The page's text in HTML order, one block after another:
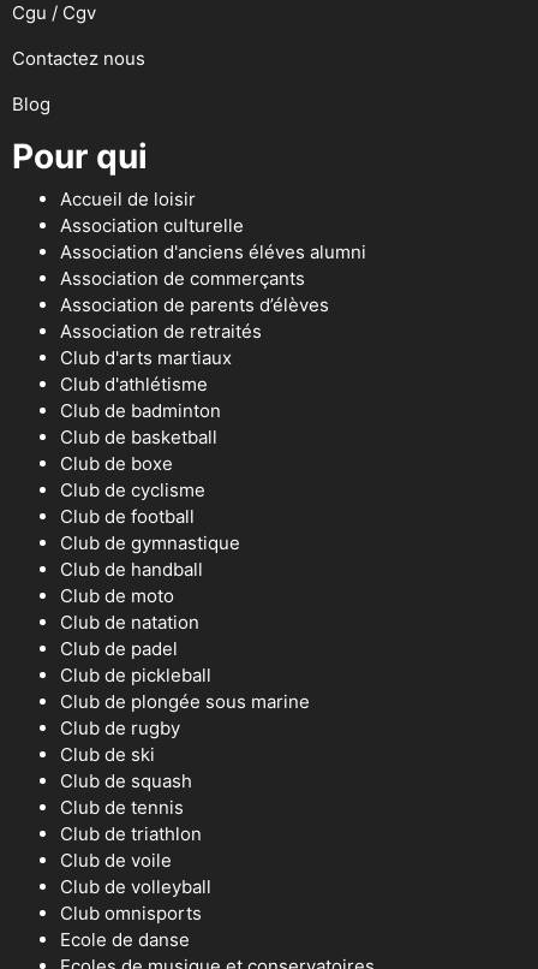
Cgu / Cgv
Contactez nous
Blog
Pour qui
Accueil de loisir
Association culturelle
Association d'anciens éléves alumni
Association de commerçants
Association de parents d’élèves
Association de retraités
Club d'arts martiaux
Club d'athlétisme
Club de badminton
Club de basketball
Club de boxe
Club de cyclisme
Club de football
Club de gymnastique
Club de handball
Club de moto
Club de natation
Club de padel
Club de pickleball
Club de plongée sous marine
Club de rugby
Club de ski
Club de squash
Club de tennis
Club de triathlon
Club de voile
Club de volleyball
Club omnisports
Ecole de danse